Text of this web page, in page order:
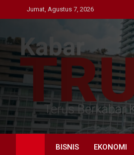
to
Jumat, Agustus 7, 2026
Kabar Trust
Terus Berkabar Kabar Trust
BISNIS EKONOMI